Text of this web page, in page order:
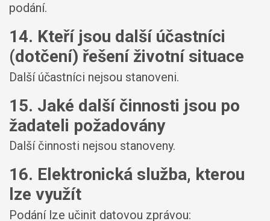
podání.
14. Kteří jsou další účastníci
(dotčení) řešení životní situace
Další účastníci nejsou stanoveni.
15. Jaké další činnosti jsou po
žadateli požadovány
Další činnosti nejsou stanoveny.
16. Elektronická služba, kterou
lze využít
Podání lze učinit datovou zprávou: